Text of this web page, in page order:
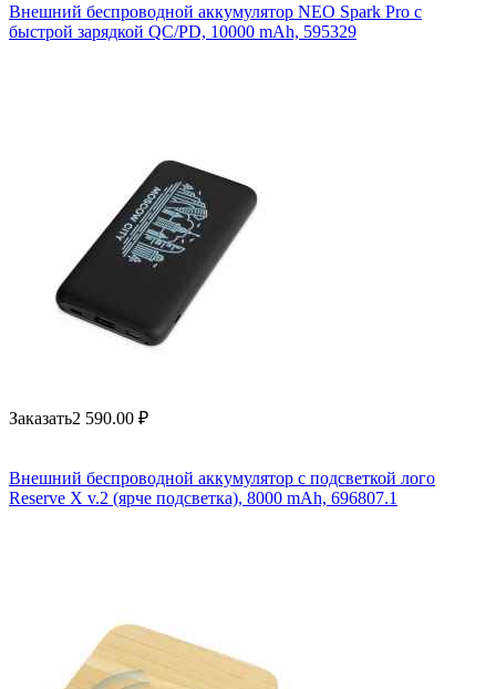
Внешний беспроводной аккумулятор NEO Spark Pro с
быстрой зарядкой QC/PD, 10000 mAh, 595329
Заказать2 590.00 ₽
Внешний беспроводной аккумулятор с подсветкой лого
Reserve X v.2 (ярче подсветка), 8000 mAh, 696807.1